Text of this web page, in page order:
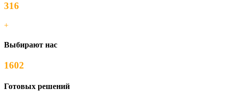
316
+
Выбирают нас
1602
Готовых решений